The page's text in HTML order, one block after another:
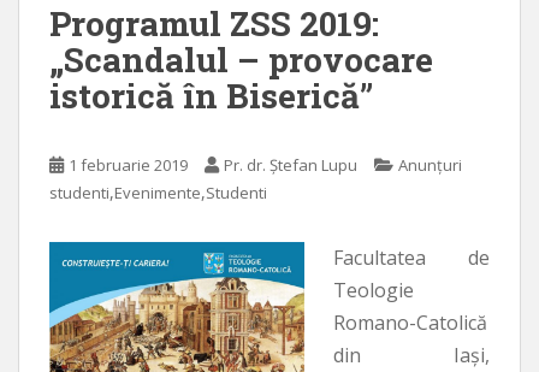
Programul ZSS 2019:
„Scandalul – provocare
istorică în Biserică”
1 februarie 2019 Pr. dr. Ștefan Lupu
Anunțuri
studenti,Evenimente,Studenti
Facultatea de
Teologie
Romano-Catolică
din Iaşi,